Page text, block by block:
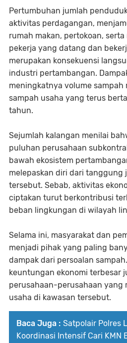
Pertumbuhan jumlah
aktivitas perdagangan,
rumah makan, pertokoan,
pekerja yang datang dan
merupakan konsekuensi
industri pertambangan.
meningkatnya volume
sampah usaha yang terus
tahun.
Sejumlah kalangan menilai
puluhan perusahaan
bawah ekosistem
melepaskan diri dari tanggung
tersebut. Sebab, aktivitas
ciptakan turut berkontribusi
beban lingkungan di wilayah
Selama ini, masyarakat dan
menjadi pihak yang paling
dampak dari persoalan
keuntungan ekonomi terbesar
perusahaan-perusahaan yang
usaha di kawasan tersebut.
Baca Juga : Satpolair Polres
Koordinasi Intensif Cari KMN